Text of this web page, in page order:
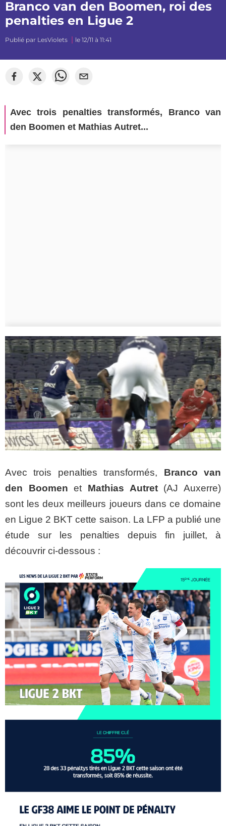
Branco van den Boomen, roi des
penalties en Ligue 2
Publié par LesViolets le 12/11 à 11:41
Avec trois penalties transformés, Branco van
den Boomen et Mathias Autret...
Avec trois penalties transformés, Branco van
den Boomen et Mathias Autret(AJ Auxerre)
sont les deux meilleurs joueurs dans ce domaine
en Ligue 2 BKT cette saison. La LFP a publié une
étude sur les penalties depuis fin juillet, à
découvrir ci-dessous :